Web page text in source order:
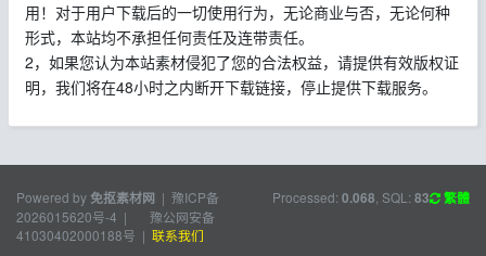
用！对于用户下载后的一切使用行为，无论商业与否，无论何种
形式，本站均不承担任何责任及连带责任。
2，如果您认为本站素材侵犯了您的合法权益，请提供有效版权证
明，我们将在48小时之内断开下载链接，停止提供下载服务。
Powered by免抠素材网 | 豫ICP备
2026015620号-4 |
豫公网安备
41030402000188号 | 联系我们
Processed: 0.068 , SQL: 83 繁體